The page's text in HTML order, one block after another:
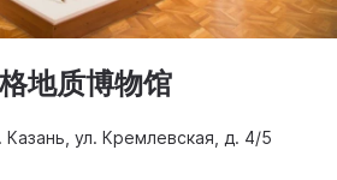
地质博物馆
Казань, ул. Кремлевская, д. 4/5